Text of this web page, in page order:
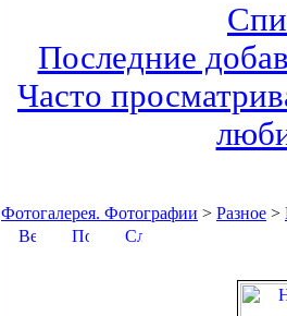
Последние
Часто
Фотогалерея. Фотографии > Разное >